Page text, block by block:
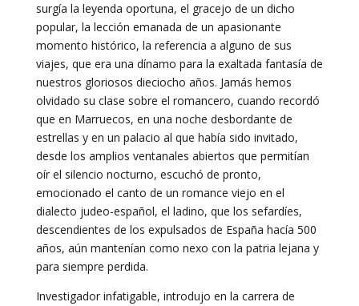
surgía la leyenda oportuna, el gracejo de un dicho
popular, la lección emanada de un apasionante
momento histórico, la referencia a alguno de sus
viajes, que era una dínamo para la exaltada fantasía de
nuestros gloriosos dieciocho años. Jamás hemos
olvidado su clase sobre el romancero, cuando recordó
que en Marruecos, en una noche desbordante de
estrellas y en un palacio al que había sido invitado,
desde los amplios ventanales abiertos que permitían
oír el silencio nocturno, escuchó de pronto,
emocionado el canto de un romance viejo en el
dialecto judeo-español, el ladino, que los sefardíes,
descendientes de los expulsados de España hacía 500
años, aún mantenían como nexo con la patria lejana y
para siempre perdida.
Investigador infatigable, introdujo en la carrera de